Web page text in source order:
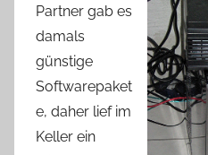
Partner gab es
damals
günstige
Softwarepaket
e, daher lief im
Keller ein